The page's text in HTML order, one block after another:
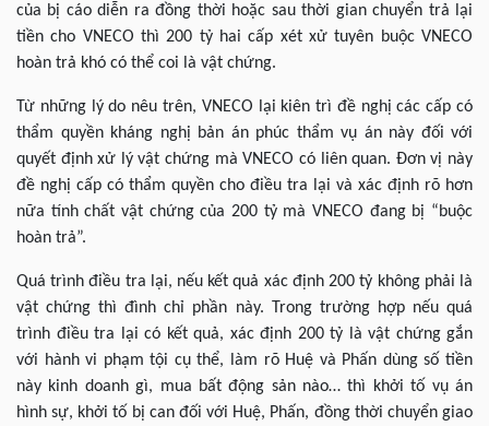
của bị cáo diễn ra đồng thời hoặc sau thời gian chuyển trả lại
tiền cho VNECO thì 200 tỷ hai cấp xét xử tuyên buộc VNECO
hoàn trả khó có thể coi là vật chứng.
Từ những lý do nêu trên, VNECO lại kiên trì đề nghị các cấp có
thẩm quyền kháng nghị bản án phúc thẩm vụ án này đối với
quyết định xử lý vật chứng mà VNECO có liên quan. Đơn vị này
đề nghị cấp có thẩm quyền cho điều tra lại và xác định rõ hơn
nữa tính chất vật chứng của 200 tỷ mà VNECO đang bị “buộc
hoàn trả”.
Quá trình điều tra lại, nếu kết quả xác định 200 tỷ không phải là
vật chứng thì đình chỉ phần này. Trong trường hợp nếu quá
trình điều tra lại có kết quả, xác định 200 tỷ là vật chứng gắn
với hành vi phạm tội cụ thể, làm rõ Huệ và Phấn dùng số tiền
này kinh doanh gì, mua bất động sản nào… thì khởi tố vụ án
hình sự, khởi tố bị can đối với Huệ, Phấn, đồng thời chuyển giao